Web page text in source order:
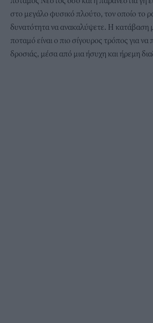
στο μεγάλο φυσικό πλούτο, τον οποίο το
δυνατότητα να ανακαλύψετε. Η κατάβαση
ποταμό είναι ο πιο σίγουρος τρόπος για να
δροσιάς, μέσα από μια ήσυχη και ήρεμη